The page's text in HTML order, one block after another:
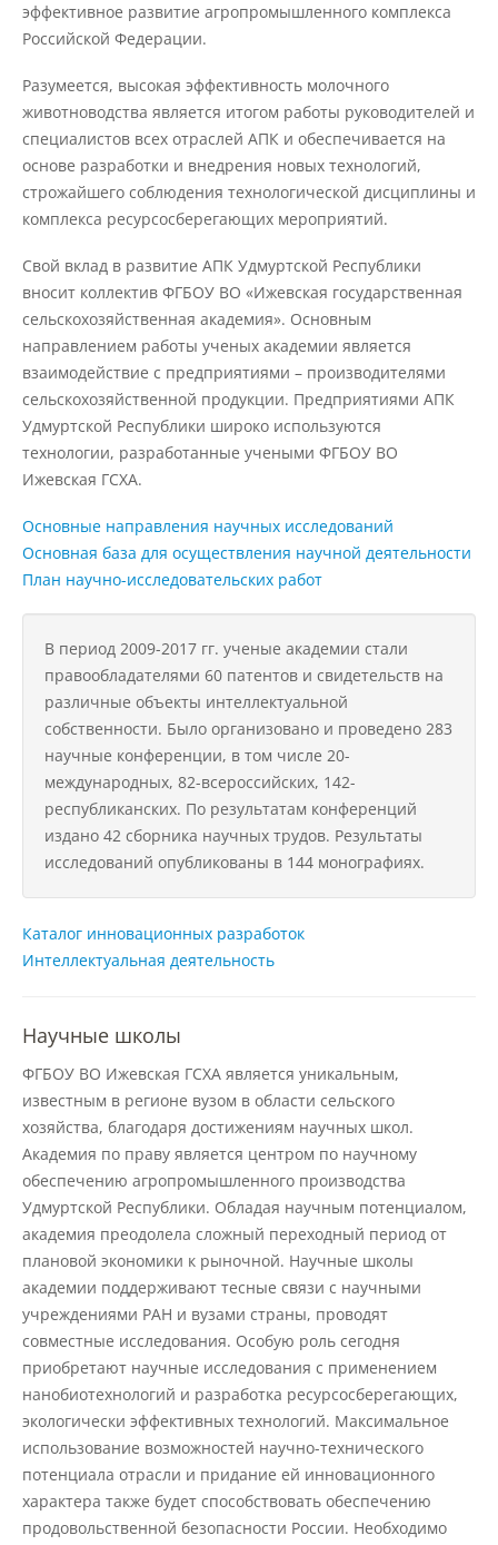
Доступная среда
Международное сотрудничество
Организация питания в
образовательной организации
Университет
Об университете
Миссия, цель и ценности УдГАУ
Ректорат
Подразделения
Документы
Федеральные документы
Условия труда на рабочих местах
Защита персональных данных
Информация о проверках
Учетная политика
Партнеры
Безопасность
Противодействие коррупции
Противодействие терроризму
эффективное развитие агропромышленного комплекса
Российской Федерации.
Разумеется, высокая эффективность молочного
животноводства является итогом работы руководителей и
специалистов всех отраслей АПК и обеспечивается на
основе разработки и внедрения новых технологий,
строжайшего соблюдения технологической дисциплины и
комплекса ресурсосберегающих мероприятий.
Свой вклад в развитие АПК Удмуртской Республики
вносит коллектив ФГБОУ ВО «Ижевская государственная
сельскохозяйственная академия». Основным
направлением работы ученых академии является
взаимодействие с предприятиями – производителями
сельскохозяйственной продукции. Предприятиями АПК
Удмуртской Республики широко используются
технологии, разработанные учеными ФГБОУ ВО
Ижевская ГСХА.
Основные направления научных исследований
Основная база для осуществления научной деятельности
План научно-исследовательских работ
В период 2009-2017 гг. ученые академии стали
правообладателями 60 патентов и свидетельств на
различные объекты интеллектуальной
собственности. Было организовано и проведено 283
научные конференции, в том числе 20-
международных, 82-всероссийских, 142-
республиканских. По результатам конференций
издано 42 сборника научных трудов. Результаты
исследований опубликованы в 144 монографиях.
Каталог инновационных разработок
Интеллектуальная деятельность
Научные школы
ФГБОУ ВО Ижевская ГСХА является уникальным,
известным в регионе вузом в области сельского
хозяйства, благодаря достижениям научных школ.
Академия по праву является центром по научному
обеспечению агропромышленного производства
Удмуртской Республики. Обладая научным потенциалом,
академия преодолела сложный переходный период от
плановой экономики к рыночной. Научные школы
академии поддерживают тесные связи с научными
учреждениями РАН и вузами страны, проводят
совместные исследования. Особую роль сегодня
приобретают научные исследования с применением
нанобиотехнологий и разработка ресурсосберегающих,
экологически эффективных технологий. Максимальное
использование возможностей научно-технического
потенциала отрасли и придание ей инновационного
характера также будет способствовать обеспечению
продовольственной безопасности России. Необходимо